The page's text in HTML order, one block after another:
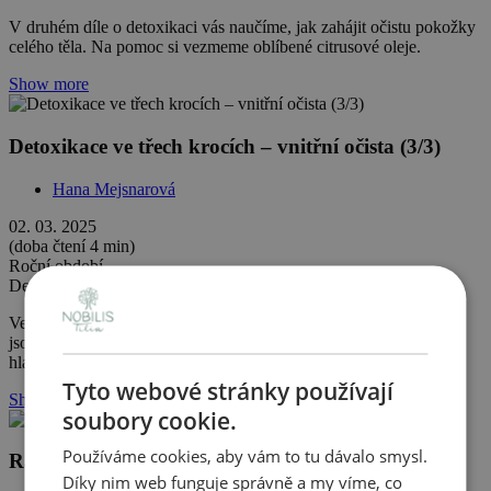
V druhém díle o detoxikaci vás naučíme, jak zahájit očistu pokožky
celého těla. Na pomoc si vezmeme oblíbené citrusové oleje.
Show more
Detoxikace ve třech krocích – vnitřní očista (3/3)
Hana Mejsnarová
02. 03. 2025
(doba čtení 4 min)
Roční období
Detoxikace
Ve třetím díle našeho seriálu o detoxikaci se dozvíte, jaké bylinky
jsou vhodné pro vnitřní očistu organismu a proč se na jaře zaměřit
hlavně na ledviny, játra a lymfu.
Show more
Radostný úklid s aromaterapií
Tyto webové stránky používají
soubory cookie.
Používáme cookies, aby vám to tu dávalo smysl.
Díky nim web funguje správně a my víme, co